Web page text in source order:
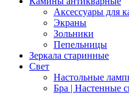
Аксессуары для
Экраны
Зольники
Пепельницы
Зеркала старинные
Свет
Настольные
Бра | Настенные